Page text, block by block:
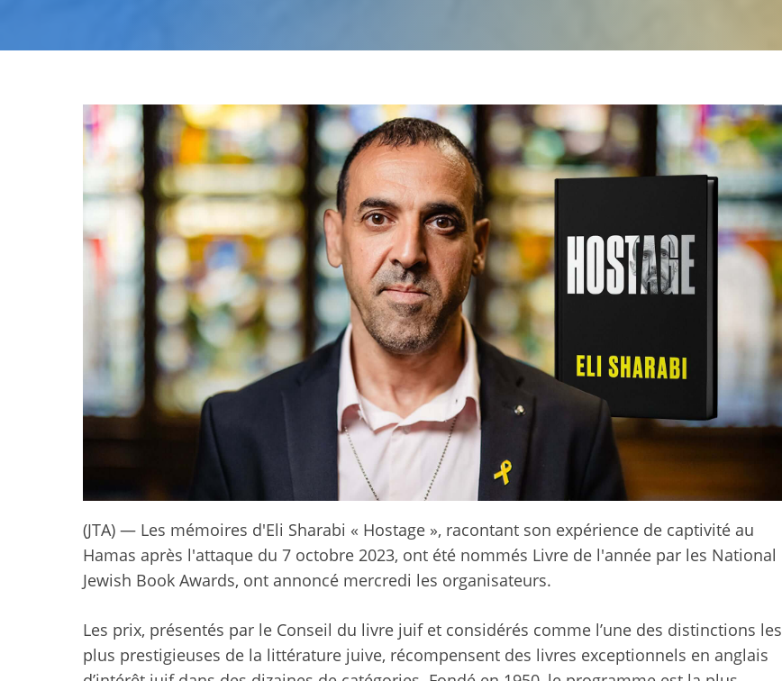
(JTA) — Les mémoires d'Eli Sharabi « Hostage », racontant son expérience de captivité au
Hamas après l'attaque du 7 octobre 2023, ont été nommés Livre de l'année par les National
Jewish Book Awards, ont annoncé mercredi les organisateurs.
Les prix, présentés par le Conseil du livre juif et considérés comme l’une des distinctions les
plus prestigieuses de la littérature juive, récompensent des livres exceptionnels en anglais